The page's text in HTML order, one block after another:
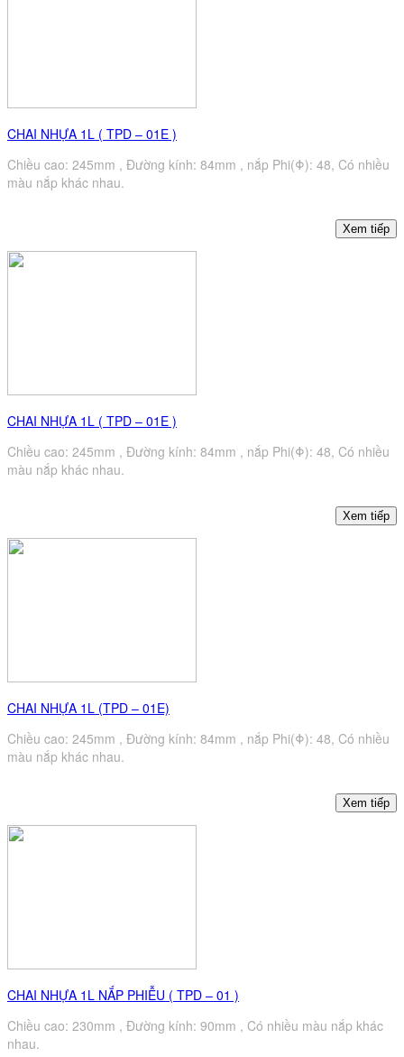
CHAI NHỰA 1L ( TPD – 01E )
Chiều cao: 245mm , Đường kính: 84mm , nắp Phi(Φ): 48, Có nhiều
màu nắp khác nhau.
CHAI NHỰA 1L ( TPD – 01E )
Chiều cao: 245mm , Đường kính: 84mm , nắp Phi(Φ): 48, Có nhiều
màu nắp khác nhau.
CHAI NHỰA 1L (TPD – 01E)
Chiều cao: 245mm , Đường kính: 84mm , nắp Phi(Φ): 48, Có nhiều
màu nắp khác nhau.
CHAI NHỰA 1L NẮP PHIỄU ( TPD – 01 )
Chiều cao: 230mm , Đường kính: 90mm , Có nhiều màu nắp khác
nhau.